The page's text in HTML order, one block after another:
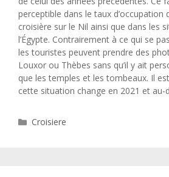
perceptible dans le taux d’occupation
croisière sur le Nil ainsi que dans les
l’Égypte. Contrairement à ce qui se
les touristes peuvent prendre des
Louxor ou Thèbes sans qu’il y ait
que les temples et les tombeaux. Il
cette situation change en 2021 et au-
Catégories
Croisiere